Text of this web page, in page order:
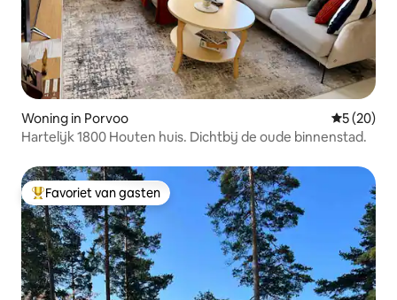
Woning in Porvoo
5 (20)
Hartelijk 1800 Houten huis. Dichtbij de oude binnenstad.
Topfavoriet van gasten
Favoriet van gasten